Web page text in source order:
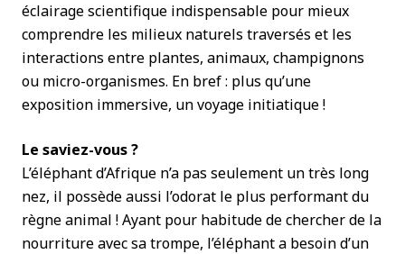
éclairage scientifique indispensable pour mieux
comprendre les milieux naturels traversés et les
interactions entre plantes, animaux, champignons
ou micro-organismes. En bref : plus qu’une
exposition immersive, un voyage initiatique !
Le saviez-vous ?
L’éléphant d’Afrique n’a pas seulement un très long
nez, il possède aussi l’odorat le plus performant du
règne animal ! Ayant pour habitude de chercher de la
nourriture avec sa trompe, l’éléphant a besoin d’un